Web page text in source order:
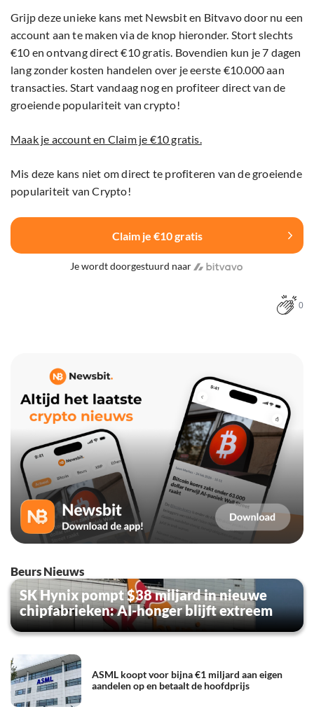
Grijp deze unieke kans met Newsbit en Bitvavo door nu een
account aan te maken via de knop hieronder. Stort slechts
€10 en ontvang direct €10 gratis. Bovendien kun je 7 dagen
lang zonder kosten handelen over je eerste €10.000 aan
transacties. Start vandaag nog en profiteer direct van de
groeiende populariteit van crypto!
Maak je account en Claim je €10 gratis.
Mis deze kans niet om direct te profiteren van de groeiende
populariteit van Crypto!
Claim je €10 gratis
Je wordt doorgestuurd naar
0
Beurs Nieuws
SK Hynix pompt $38 miljard in nieuwe
chipfabrieken: AI-honger blijft extreem
ASML koopt voor bijna €1 miljard aan eigen
aandelen op en betaalt de hoofdprijs